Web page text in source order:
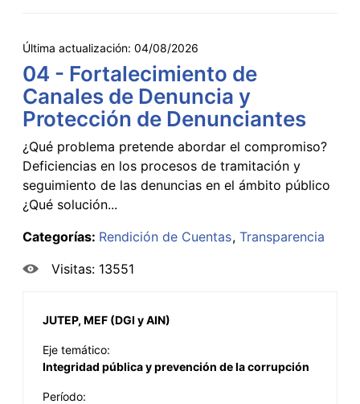
Última actualización: 04/08/2026
04 - Fortalecimiento de
Canales de Denuncia y
Protección de Denunciantes
¿Qué problema pretende abordar el compromiso?
Deficiencias en los procesos de tramitación y
seguimiento de las denuncias en el ámbito público
¿Qué solución...
Categorías: Rendición de Cuentas Transparencia
Visitas: 13551
JUTEP, MEF (DGI y AIN)
Eje temático:
Integridad pública y prevención de la corrupción
Período: